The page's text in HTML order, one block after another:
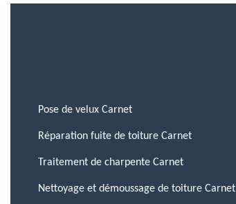
Pose de velux Carnet
Réparation fuite de toiture Carnet
Traitement de charpente Carnet
Nettoyage et démoussage de toiture Carnet